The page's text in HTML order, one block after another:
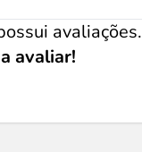
avaliações.
avaliar!